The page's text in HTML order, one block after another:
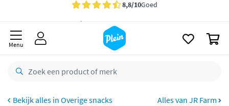
Gratisbezorging vanaf 35,- *
besteld,maandag
Gratisretourneren
Menu
Overige snacks Alles van JR Farm